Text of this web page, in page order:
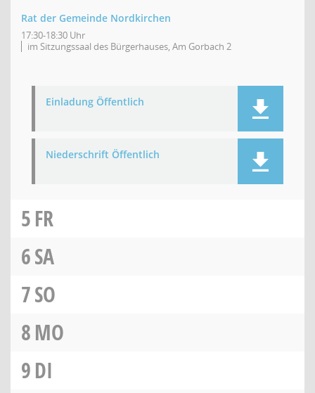
Rat der Gemeinde Nordkirchen
17:30-18:30 Uhr
im Sitzungssaal des Bürgerhauses, Am Gorbach 2
Einladung Öffentlich
Niederschrift Öffentlich
5FR
6SA
7SO
8MO
9DI